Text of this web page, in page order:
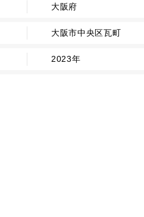
大阪府
大阪市中央区瓦町
2023年